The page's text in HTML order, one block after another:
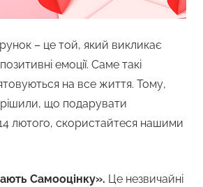
– це той, який викликає
емоції. Саме такі
на все життя. Тому,
що подарувати
лютого, скористайтеся нашими
Самооцінку». Це незвичайні